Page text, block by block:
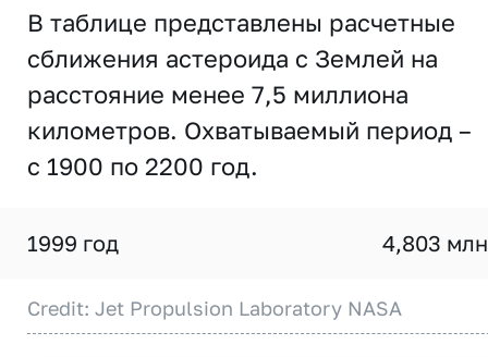
В таблице представлены расчетные
сближения астероида с Землей на
расстояние менее 7,5 миллиона
километров. Охватываемый период –
с 1900 по 2200 год.
1999 год 4,803
Credit: Jet Propulsion Laboratory NASA